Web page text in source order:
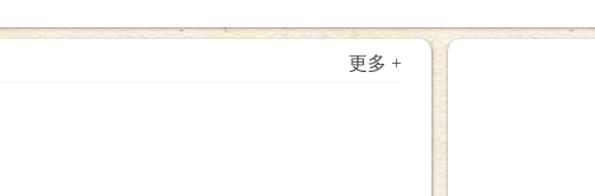
更多 +